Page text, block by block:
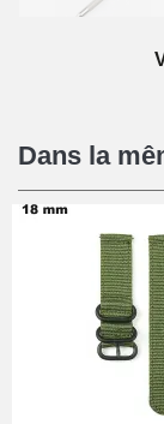
Dans la